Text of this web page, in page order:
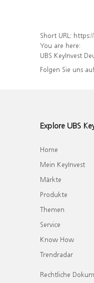
Short URL: https://
You are here:
UBS KeyInvest
Folgen Sie uns
Explore UBS
Home
Mein KeyInvest
Märkte
Produkte
Themen
Service
Know How
Trendradar
Rechtliche